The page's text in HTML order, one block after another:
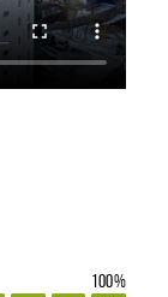
100%